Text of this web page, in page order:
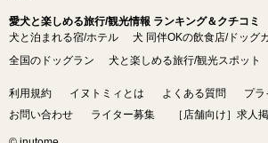
愛犬と楽しめる旅行/観光情報 ランキング＆クチコミ
犬と泊まれる宿/ホテル
犬 同伴OKの飲食店/ドッグ
全国のドッグラン
犬と楽しめる旅行/観光スポット
利用規約 イヌトミィとは よくある質問
プラ
お問い合わせ
ライター募集 ［店舗向け］求人